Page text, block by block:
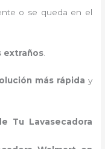
o se queda en el
extraños.
más rápida y
Tu Lavasecadora